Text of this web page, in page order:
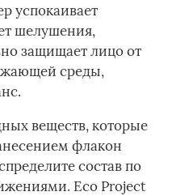
успокаивает
шелушения,
защищает лицо от
среды,
веществ, которые
флакон
состав по
Eco Project